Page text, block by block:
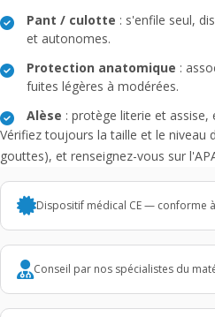
Pant / culotte : s'enfile seul,
et autonomes.
Protection anatomique :
fuites légères à modérées.
Alèse : protège literie et assise,
Vérifiez toujours la taille et le niveau
gouttes), et renseignez-vous sur
Dispositif médical CE — conforme
Conseil par nos spécialistes du